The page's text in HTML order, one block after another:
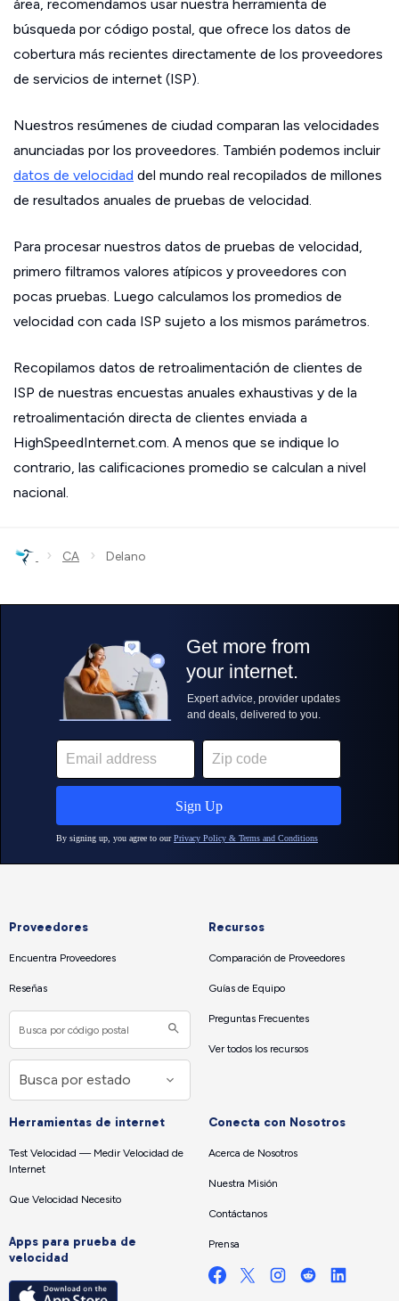
área, recomendamos usar nuestra herramienta de
búsqueda por código postal, que ofrece los datos de
cobertura más recientes directamente de los proveedores
de servicios de internet (ISP).
Nuestros resúmenes de ciudad comparan las velocidades
anunciadas por los proveedores. También podemos incluir
datos de velocidad del mundo real recopilados de millones
de resultados anuales de pruebas de velocidad.
Para procesar nuestros datos de pruebas de velocidad,
primero filtramos valores atípicos y proveedores con
pocas pruebas. Luego calculamos los promedios de
velocidad con cada ISP sujeto a los mismos parámetros.
Recopilamos datos de retroalimentación de clientes de
ISP de nuestras encuestas anuales exhaustivas y de la
retroalimentación directa de clientes enviada a
HighSpeedInternet.com. A menos que se indique lo
contrario, las calificaciones promedio se calculan a nivel
nacional.
› CA › Delano
Proveedores
Encuentra Proveedores
Reseñas
Recursos
Comparación de Proveedores
Guías de Equipo
Preguntas Frecuentes
Ver todos los recursos
Herramientas de internet
Test Velocidad — Medir Velocidad de
Internet
Que Velocidad Necesito
Apps para prueba de
velocidad
Conecta con Nosotros
Acerca de Nosotros
Nuestra Misión
Contáctanos
Prensa